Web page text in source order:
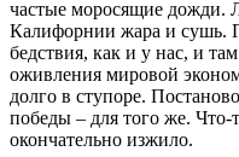
частые моросящие дожди.
Калифорнии жара и сушь.
бедствия, как и у нас, и
оживления мировой
долго в ступоре.
победы – для того же. Что-
окончательно изжило.